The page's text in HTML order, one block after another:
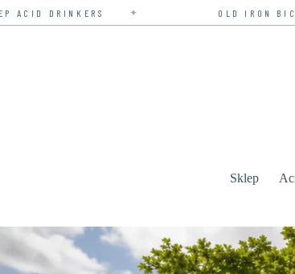
✦ OLD IRON BICEPS TOUR
Sklep